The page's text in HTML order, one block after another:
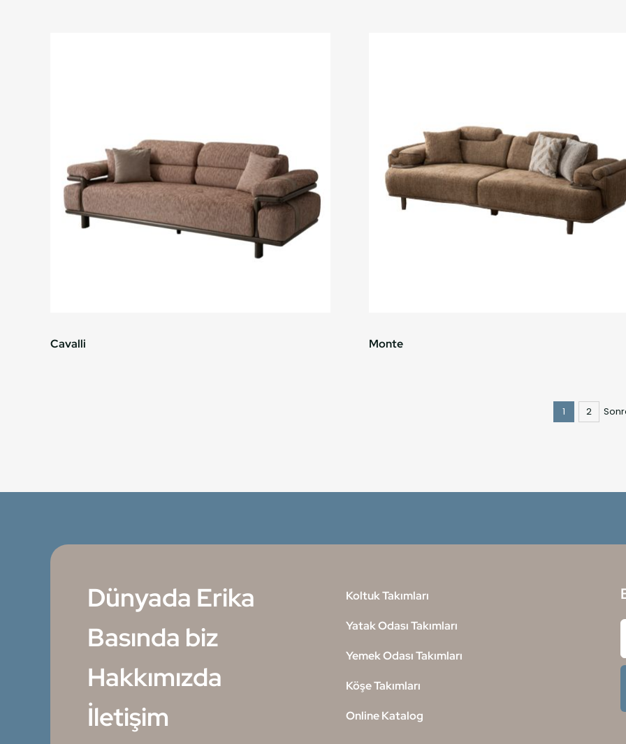
Cavalli Monte
1 2
Dünyada Erika
Basında biz
Hakkımızda
İletişim
Koltuk Takımları
Yatak Odası Takımları
Yemek Odası Takımları
Köşe Takımları
Online Katalog